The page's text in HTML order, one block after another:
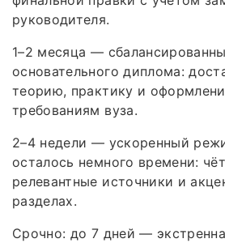
руководителя.
1–2 месяца —
основательного диплома:
теорию, практику и
требованиям вуза.
2–4 недели — ускоренный
осталось немного времени:
релевантные источники и
разделах.
Срочно: до 7 дней —